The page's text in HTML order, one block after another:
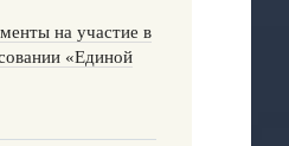
на участие в
«Единой